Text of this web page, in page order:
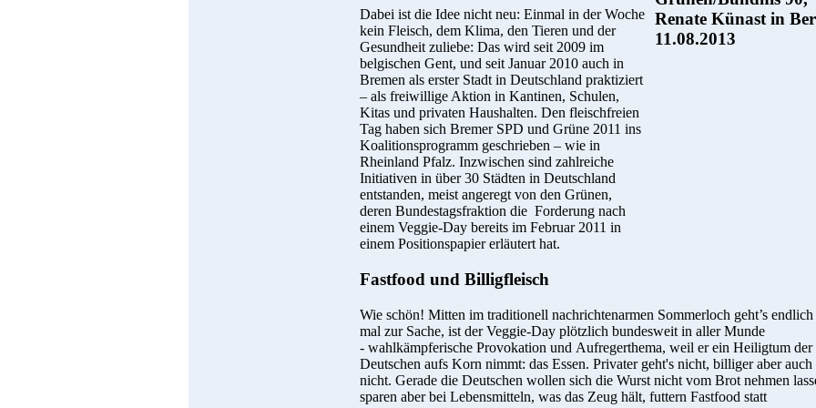
Dabei ist die Idee nicht neu: Einmal in der Woche
kein Fleisch, dem Klima, den Tieren und der
Gesundheit zuliebe: Das wird seit 2009 im
belgischen Gent, und seit Januar 2010 auch in
Bremen als erster Stadt in Deutschland praktiziert
– als freiwillige Aktion in Kantinen, Schulen,
Kitas und privaten Haushalten. Den fleischfreien
Tag haben sich Bremer SPD und Grüne 2011 ins
Koalitionsprogramm geschrieben – wie in
Rheinland Pfalz. Inzwischen sind zahlreiche
Initiativen in über 30 Städten in Deutschland
entstanden, meist angeregt von den Grünen,
deren Bundestagsfraktion die Forderung nach
einem Veggie-Day bereits im Februar 2011 in
einem Positionspapier erläutert hat.
Fastfood und Billigfleisch
Wie schön! Mitten im traditionell nachrichtenarmen Sommerloch geht’s endlich
mal zur Sache, ist der Veggie-Day plötzlich bundesweit in aller Munde
- wahlkämpferische Provokation und Aufregerthema, weil er ein Heiligtum der
Deutschen aufs Korn nimmt: das Essen. Privater geht's nicht, billiger aber auch
nicht. Gerade die Deutschen wollen sich die Wurst nicht vom Brot nehmen
sparen aber bei Lebensmitteln, was das Zeug hält, futtern Fastfood statt